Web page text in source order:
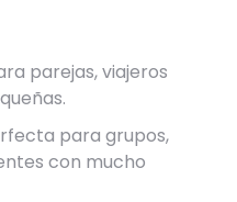
parejas, viajeros
para grupos,
con mucho